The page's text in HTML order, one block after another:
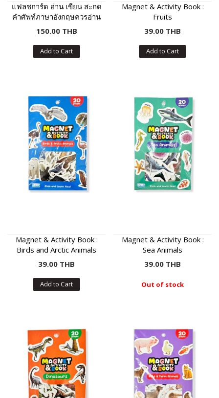
แฟลชการ์ด อ่าน เขียน สะกด
คำศัพท์ภาษาอังกฤษควรอ่าน
ได้ ระดับอนุบาล
150.00 THB
Add to Cart
Magnet & Activity Book :
Fruits
39.00 THB
Add to Cart
Magnet & Activity Book :
Birds and Arctic Animals
39.00 THB
Add to Cart
Magnet & Activity Book :
Sea Animals
39.00 THB
Out of stock